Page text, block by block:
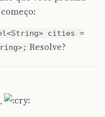
cities =
Resolve?